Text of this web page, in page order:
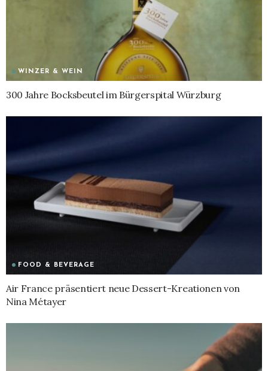
WINZER & WEIN
300 Jahre Bocksbeutel im Bürgerspital Würzburg
FOOD & BEVERAGE
Air France präsentiert neue Dessert-Kreationen von
Nina Métayer